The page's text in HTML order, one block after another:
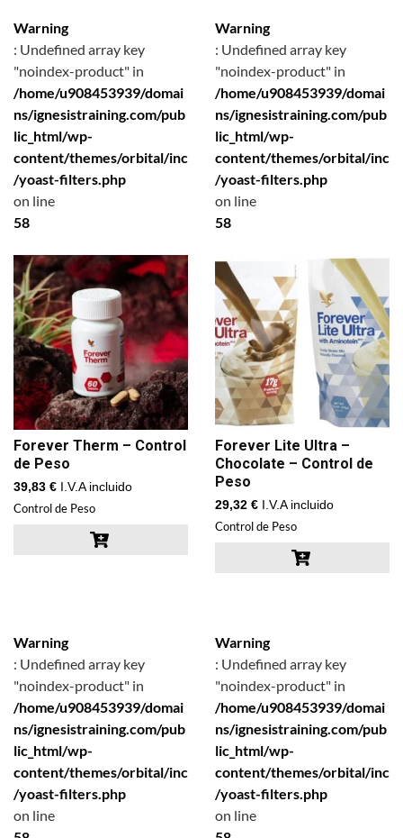
Warning
: Undefined array key
"noindex-product" in
/home/u908453939/domai
ns/ignesistraining.com/pub
lic_html/wp-
content/themes/orbital/inc
/yoast-filters.php
on line
58
Forever Therm – Control
de Peso
39,83 € I.V.A incluido
Control de Peso
Warning
: Undefined array key
"noindex-product" in
/home/u908453939/domai
ns/ignesistraining.com/pub
lic_html/wp-
content/themes/orbital/inc
/yoast-filters.php
on line
58
Forever Lite Ultra –
Chocolate – Control de
Peso
29,32 € I.V.A incluido
Control de Peso
Warning
: Undefined array key
"noindex-product" in
/home/u908453939/domai
ns/ignesistraining.com/pub
lic_html/wp-
content/themes/orbital/inc
/yoast-filters.php
on line
Warning
: Undefined array key
"noindex-product" in
/home/u908453939/domai
ns/ignesistraining.com/pub
lic_html/wp-
content/themes/orbital/inc
/yoast-filters.php
on line